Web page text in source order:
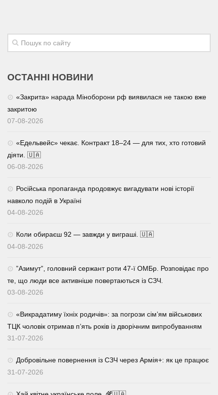
ОСТАННІ НОВИНИ
«Закрита» нарада Міноборони рф виявилася не такою вже
закритою
07-08-2026
«Едельвейс» чекає. Контракт 18–24 — для тих, хто готовий
діяти. 🇺🇦
06-08-2026
Російська пропаганда продовжує вигадувати нові історії
навколо подій в Україні
04-08-2026
Коли обираєш 92 — завжди у виграші. 🇺🇦
04-08-2026
⁨”Азимут”, головний сержант роти 47-ї ОМБр. Розповідає про
те, що люди все активніше повертаються із СЗЧ.
03-08-2026
«Викрадатиму їхніх родичів»: за погрози сім’ям військових
ТЦК чоловік отримав п’ять років із дворічним випробуванням
31-07-2026
Добровільне повернення із СЗЧ через Армія+: як це працює
31-07-2026